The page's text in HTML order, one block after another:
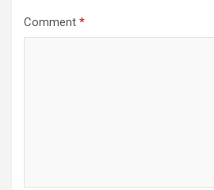
Comment *